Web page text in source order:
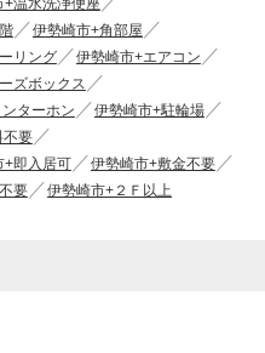
伊勢崎市+角部屋
リング
伊勢崎市+エアコン
ズボックス
ターホン
伊勢崎市+駐輪場
不要
+即入居可
伊勢崎市+敷金不要
要 伊勢崎市+２Ｆ以上